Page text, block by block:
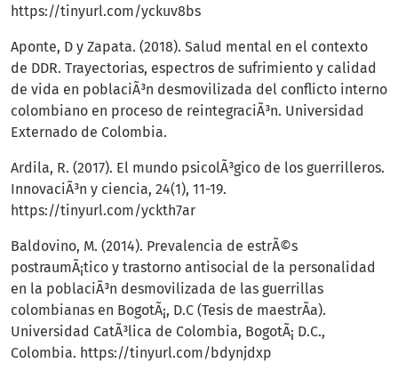
https://tinyurl.com/yckuv8bs
Aponte, D y Zapata. (2018). Salud mental en el contexto
de DDR. Trayectorias, espectros de sufrimiento y calidad
de vida en poblaciÃ³n desmovilizada del conflicto interno
colombiano en proceso de reintegraciÃ³n. Universidad
Externado de Colombia.
Ardila, R. (2017). El mundo psicolÃ³gico de los guerrilleros.
InnovaciÃ³n y ciencia, 24(1), 11-19.
https://tinyurl.com/yckth7ar
Baldovino, M. (2014). Prevalencia de estrÃ©s
postraumÃ¡tico y trastorno antisocial de la personalidad
en la poblaciÃ³n desmovilizada de las guerrillas
colombianas en BogotÃ¡, D.C (Tesis de maestrÃ­a).
Universidad CatÃ³lica de Colombia, BogotÃ¡ D.C.,
Colombia. https://tinyurl.com/bdynjdxp